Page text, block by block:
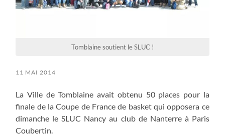
Tomblaine soutient le SLUC !
11 MAI 2014
La Ville de Tomblaine avait obtenu 50 places pour la
finale de la Coupe de France de basket qui opposera ce
dimanche le SLUC Nancy au club de Nanterre à Paris
Coubertin.